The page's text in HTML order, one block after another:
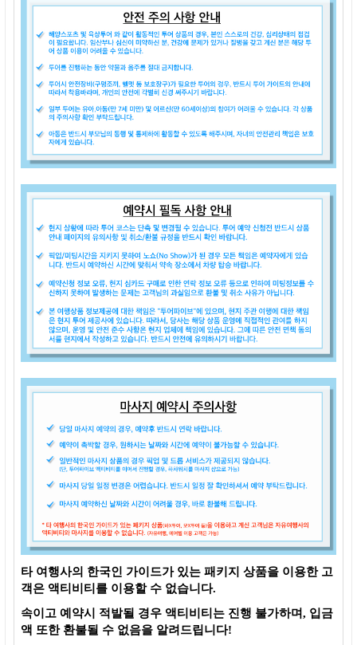
타 여행사의 한국인 가이드가 있는 패키지 상품을 이용한 고
객은 액티비티를 이용할 수 없습니다.
속이고 예약시 적발될 경우 액티비티는 진행 불가하며, 입금
액 또한 환불될 수 없음을 알려드립니다!